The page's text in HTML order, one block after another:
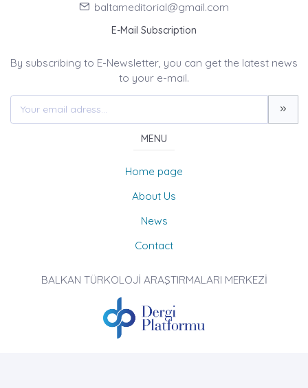
baltameditorial@gmail.com
E-Mail Subscription
By subscribing to E-Newsletter, you can get the latest news
to your e-mail.
MENU
Home page
About Us
News
Contact
BALKAN TÜRKOLOJİ ARAŞTIRMALARI MERKEZİ